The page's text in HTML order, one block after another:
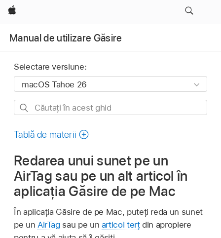
Apple
Manual de utilizare Găsire
Selectare versiune:
Căutați
acest
Tablă de materii
Redarea unui sunet pe un
AirTag sau pe un alt articol în
aplicația Găsire de pe Mac
În aplicația Găsire de pe Mac, puteți reda un sunet
pe un AirTag sau pe un articol terțdin apropiere